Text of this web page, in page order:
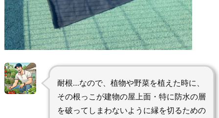
耐根…なので、植物や野菜を植えた時に、
その根っこが建物の屋上面・特に防水の層
を破ってしまわないように縁を切るための